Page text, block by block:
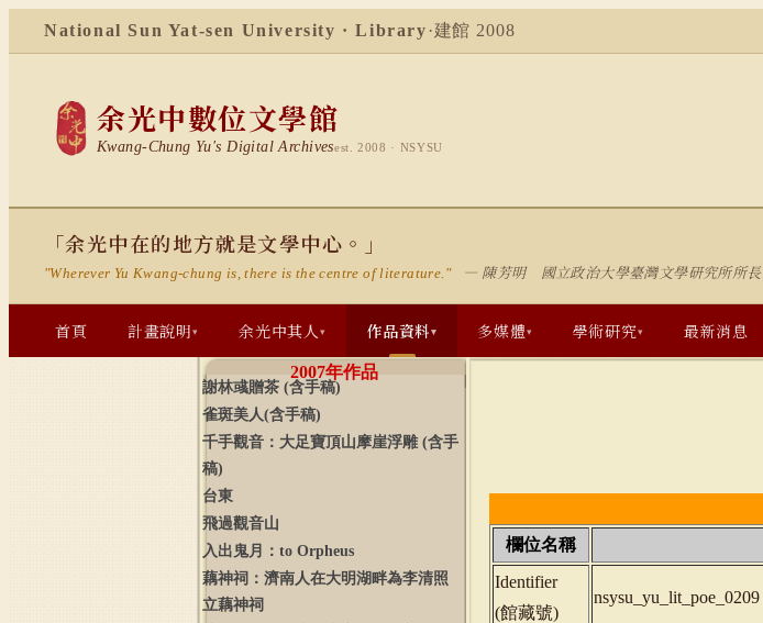
National Sun Yat-sen University · Library ·建館 2008
余光中數位文學館
Kwang-Chung Yu's Digital Archivesest. 2008 · NSYSU
「余光中在的地方就是文學中心。」
"Wherever Yu Kwang-chung is, there is the centre of literature." — 陳芳明 國立政治大學臺灣文學研究所所長
首頁 計畫說明▾ 余光中其人▾ 作品資料▾ 多媒體▾ 學術研究▾ 最新消息
2007年作品
謝林彧贈茶 (含手稿)
雀斑美人(含手稿)
千手觀音：大足寶頂山摩崖浮雕 (含手
稿)
台東
飛過觀音山
入出鬼月： to Orpheus
藕神祠：濟南人在大明湖畔為李清照
立藕神祠
欄位名稱
Identifier
(館藏號)
nsysu_yu_lit_poe_0209